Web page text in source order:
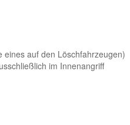
eines auf den Löschfahrzeugen)
im Innenangriff